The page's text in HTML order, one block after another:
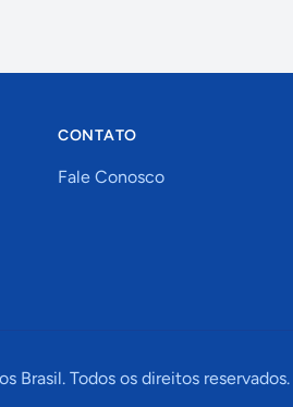
CONTATO
Fale Conosco
Brasil. Todos os direitos reservados.